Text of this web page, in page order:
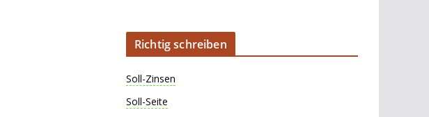
Richtig schreiben
Soll-Zinsen
Soll-Seite